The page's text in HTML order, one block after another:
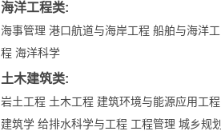
海洋工程类:
海事管理 港口航道与海岸工程 船舶与海洋工
程 海洋科学
土木建筑类:
岩土工程 土木工程 建筑环境与能源应用工程
建筑学 给排水科学与工程 工程管理 城乡规划